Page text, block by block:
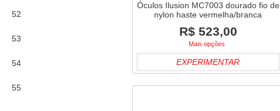
Roxo
Salmão
Tartaruga/Onça
Transparente
52
53
54
55
Óculos Ilusion MC7003 dourado fio de
nylon haste vermelha/branca
R$ 523,00
Mais opções
EXPERIMENTAR